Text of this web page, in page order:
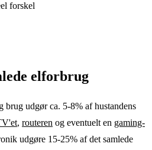
forskel
elforbrug
brug udgør ca. 5-8% af hustandens
, routeren og eventuelt en gaming-
udgøre 15-25% af det samlede